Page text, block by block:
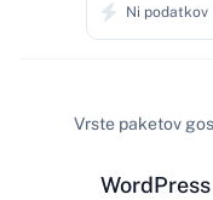
Ni podatkov
WordPress
Vrste paketov